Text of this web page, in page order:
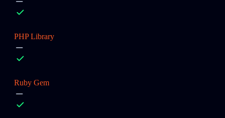
PHP Library
Ruby Gem